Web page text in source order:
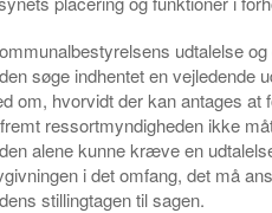
udtalelse
søge indhentet en vejledende
om, hvorvidt der kan antages at
ressortmyndigheden ikke
alene kunne kræve en
i det omfang, det må
stillingtagen til sagen.